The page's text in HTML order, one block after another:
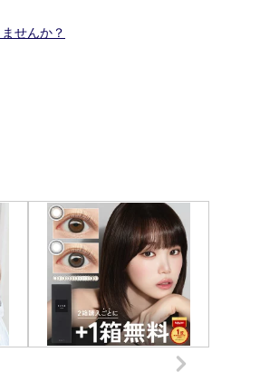
せんか？